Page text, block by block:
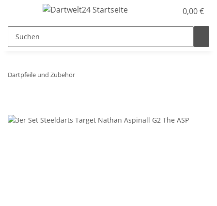
0,00 €
Dartpfeile und Zubehör